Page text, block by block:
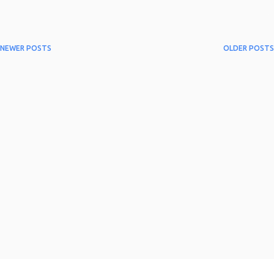
NEWER POSTS OLDER POSTS